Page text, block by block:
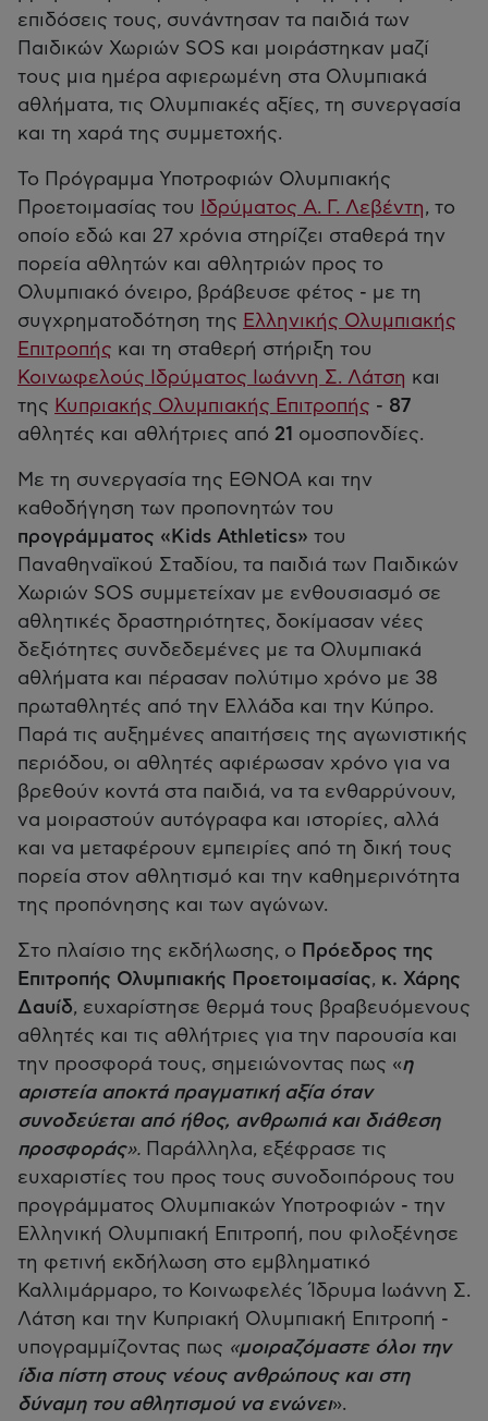
επιδόσεις τους, συνάντησαν τα παιδιά των
Παιδικών Χωριών SOS και μοιράστηκαν μαζί
τους μια ημέρα αφιερωμένη στα Ολυμπιακά
αθλήματα, τις Ολυμπιακές αξίες, τη συνεργασία
και τη χαρά της συμμετοχής.
Το Πρόγραμμα Υποτροφιών Ολυμπιακής
Προετοιμασίας του
Ιδρύματος Α. Γ. Λεβέντη, το
οποίο εδώ και 27 χρόνια στηρίζει σταθερά την
πορεία αθλητών και αθλητριών προς το
Ολυμπιακό όνειρο, βράβευσε φέτος - με τη
συγχρηματοδότηση της Ελληνικής Ολυμπιακής
Επιτροπής και τη σταθερή στήριξη του
Κοινωφελούς Ιδρύματος Ιωάννη Σ. Λάτση και
της Κυπριακής Ολυμπιακής Επιτροπής - 87
αθλητές και αθλήτριες από 21 ομοσπονδίες.
Με τη συνεργασία της ΕΘΝΟΑ και την
καθοδήγηση των προπονητών του
προγράμματος «Kids Athletics» του
Παναθηναϊκού Σταδίου, τα παιδιά των Παιδικών
Χωριών SOS συμμετείχαν με ενθουσιασμό σε
αθλητικές δραστηριότητες, δοκίμασαν νέες
δεξιότητες συνδεδεμένες με τα Ολυμπιακά
αθλήματα και πέρασαν πολύτιμο χρόνο με 38
πρωταθλητές από την Ελλάδα και την Κύπρο.
Παρά τις αυξημένες απαιτήσεις της αγωνιστικής
περιόδου, οι αθλητές αφιέρωσαν χρόνο για να
βρεθούν κοντά στα παιδιά, να τα ενθαρρύνουν,
να μοιραστούν αυτόγραφα και ιστορίες, αλλά
και να μεταφέρουν εμπειρίες από τη δική τους
πορεία στον αθλητισμό και την καθημερινότητα
της προπόνησης και των αγώνων.
Στο πλαίσιο της εκδήλωσης, ο Πρόεδρος της
Επιτροπής Ολυμπιακής Προετοιμασίας, κ. Χάρης
Δαυίδ, ευχαρίστησε θερμά τους βραβευόμενους
αθλητές και τις αθλήτριες για την παρουσία και
την προσφορά τους, σημειώνοντας πως «η
αριστεία αποκτά πραγματική αξία όταν
συνοδεύεται από ήθος, ανθρωπιά και διάθεση
προσφοράς». Παράλληλα, εξέφρασε τις
ευχαριστίες του προς τους συνοδοιπόρους του
προγράμματος Ολυμπιακών Υποτροφιών - την
Ελληνική Ολυμπιακή Επιτροπή, που φιλοξένησε
τη φετινή εκδήλωση στο εμβληματικό
Καλλιμάρμαρο, το Κοινωφελές Ίδρυμα Ιωάννη Σ.
Λάτση και την Κυπριακή Ολυμπιακή Επιτροπή -
υπογραμμίζοντας πως «μοιραζόμαστε όλοι την
ίδια πίστη στους νέους ανθρώπους και στη
δύναμη του αθλητισμού να ενώνει».